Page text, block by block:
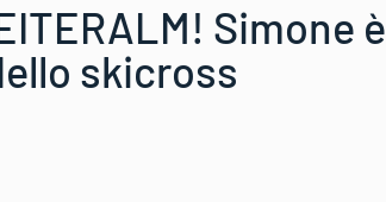
Simone è
skicross